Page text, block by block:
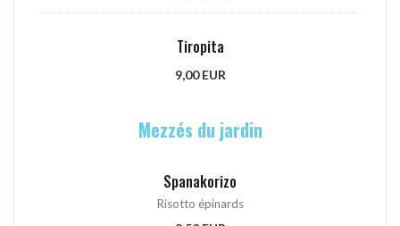
Tiropita
9,00 EUR
Mezzés du jardin
Spanakorizo
Risotto épinards